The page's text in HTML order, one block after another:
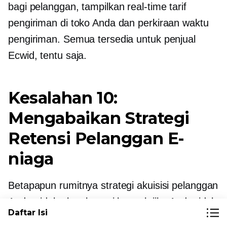
bagi pelanggan, tampilkan real-timetarif
pengiriman di toko Anda dan perkiraan waktu
pengiriman. Semua tersedia untuk penjual
Ecwid, tentu saja.
Kesalahan 10:
Mengabaikan Strategi
Retensi Pelanggan E-
niaga
Betapapun rumitnya strategi akuisisi pelanggan
Anda, tidak akan berarti banyak jika Anda tidak
dapat mempertahankan pelanggan tersebut.
Daftar Isi